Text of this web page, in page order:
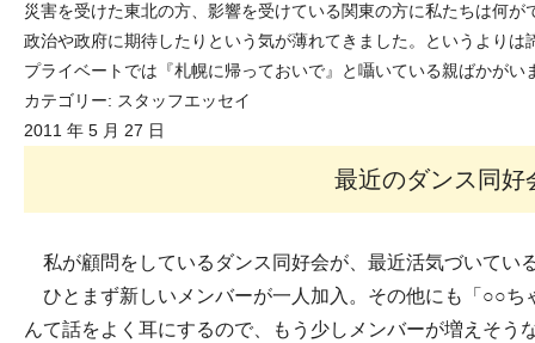
災害を受けた東北の方、影響を受けている関東の方に私たちは何が
政治や政府に期待したりという気が薄れてきました。というよりは
プライベートでは『札幌に帰っておいで』と囁いている親ばかがい
カテゴリー: スタッフエッセイ
2011 年 5 月 27 日
最近のダンス同好
私が顧問をしているダンス同好会が、最近活気づいてい
ひとまず新しいメンバーが一人加入。その他にも「○○ち
んて話をよく耳にするので、もう少しメンバーが増えそう